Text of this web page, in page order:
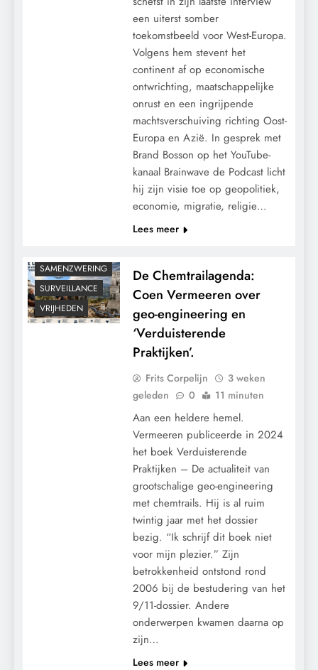
een uiterst somber
toekomstbeeld voor West-Europa.
Volgens hem stevent het
continent af op economische
ontwrichting, maatschappelijke
onrust en een ingrijpende
machtsverschuiving richting Oost-
Europa en Azië. In gesprek met
Brand Bosson op het YouTube-
kanaal Brainwave de Podcast licht
hij zijn visie toe op geopolitiek,
economie, migratie, religie…
Lees meer
SAMENZWERING
SURVEILLANCE
VRIJHEDEN
De Chemtrailagenda:
Coen Vermeeren over
geo-engineering en
‘Verduisterende
Praktijken’.
Frits Corpelijn
3 weken
geleden
0 11 minuten
Aan een heldere hemel.
Vermeeren publiceerde in 2024
het boek Verduisterende
Praktijken – De actualiteit van
grootschalige geo-engineering
met chemtrails. Hij is al ruim
twintig jaar met het dossier
bezig. “Ik schrijf dit boek niet
voor mijn plezier.” Zijn
betrokkenheid ontstond rond
2006 bij de bestudering van het
9/11-dossier. Andere
onderwerpen kwamen daarna op
zijn…
Lees meer